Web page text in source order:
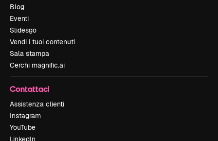
Blog
Eventi
Slidesgo
Vendi i tuoi contenuti
Sala stampa
Cerchi magnific.ai
Contattaci
Assistenza clienti
Instagram
YouTube
LinkedIn